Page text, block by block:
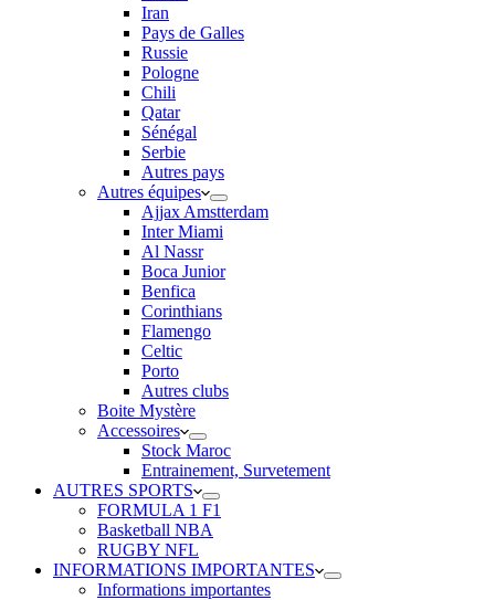
Iran
Pays de Galles
Russie
Pologne
Chili
Qatar
Sénégal
Serbie
Autres pays
Autres équipes
Ajjax Amstterdam
Inter Miami
Al Nassr
Boca Junior
Benfica
Corinthians
Flamengo
Celtic
Porto
Autres clubs
Boite Mystère
Accessoires
Stock Maroc
Entrainement, Survetement
AUTRES SPORTS
FORMULA 1 F1
Basketball NBA
RUGBY NFL
INFORMATIONS IMPORTANTES
Informations importantes